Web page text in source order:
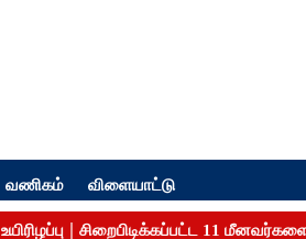
வணிகம் விளையாட்டு